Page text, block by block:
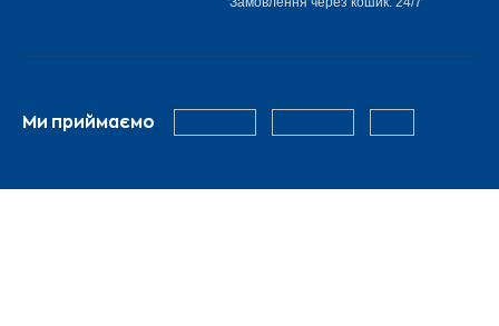
Ми приймаємо